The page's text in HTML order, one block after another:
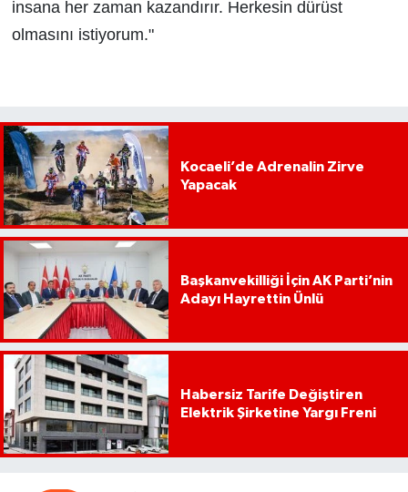
insana her zaman kazandırır. Herkesin dürüst
olmasını istiyorum."
Kocaeli’de Adrenalin Zirve
Yapacak
Başkanvekilliği İçin AK Parti’nin
Adayı Hayrettin Ünlü
Habersiz Tarife Değiştiren
Elektrik Şirketine Yargı Freni